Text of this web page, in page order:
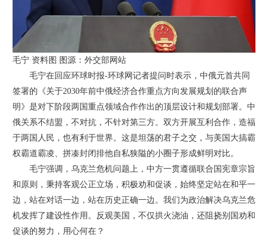
毛宁 资料图 图源：外交部网站
毛宁在回应环球时报-环球网记者提问时表示，中俄元首共同
签署的《关于2030年前中俄经济合作重点方向发展规划的联合声
明》是对下阶段两国重点领域合作作出的顶层设计和规划部署。中
俄关系不结盟，不对抗，不针对第三方。双方开展互利合作，造福
于两国人民，也有利于世界。这是坦荡的君子之交，与美国大搞霸
权霸道霸凌、拼凑封闭排他自私狭隘的小圈子形成鲜明对比。
毛宁强调，乌克兰危机问题上，中方一贯遵循联合国宪章宗旨
和原则，秉持客观公正立场，积极劝和促谈，始终坚定站在和平一
边，站在对话一边，站在历史正确一边。我们为政治解决乌克兰危
机发挥了建设性作用。反观美国，不仅拱火浇油，还阻挠别国劝和
促谈的努力，用心何在？